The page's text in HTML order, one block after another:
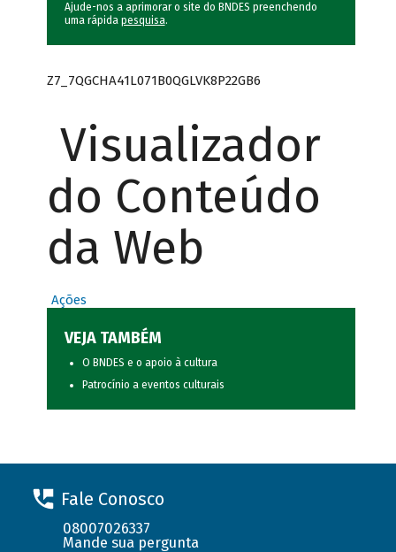
Ajude-nos a aprimorar o site do BNDES preenchendo
uma rápida pesquisa.
Z7_7QGCHA41L071B0QGLVK8P22GB6
Visualizador
do Conteúdo
da Web
Ações
VEJA TAMBÉM
O BNDES e o apoio à cultura
Patrocínio a eventos culturais
Fale Conosco
08007026337
Mande sua pergunta